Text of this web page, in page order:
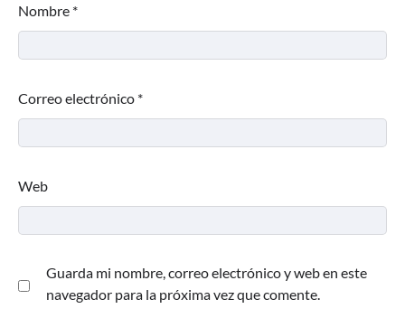
Nombre *
Correo electrónico *
Web
Guarda mi nombre, correo electrónico y web en este
navegador para la próxima vez que comente.